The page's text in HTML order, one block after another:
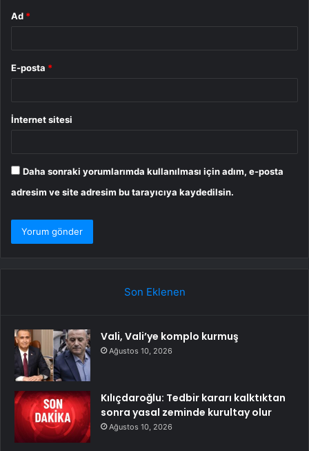
Ad *
E-posta *
İnternet sitesi
Daha sonraki yorumlarımda kullanılması için adım, e-posta
adresim ve site adresim bu tarayıcıya kaydedilsin.
Son Eklenen
Vali, Vali’ye komplo kurmuş
Ağustos 10, 2026
Kılıçdaroğlu: Tedbir kararı kalktıktan
sonra yasal zeminde kurultay olur
Ağustos 10, 2026